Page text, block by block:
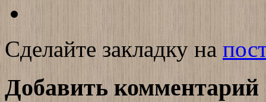
Сделайте закладку на
Добавить комментарий